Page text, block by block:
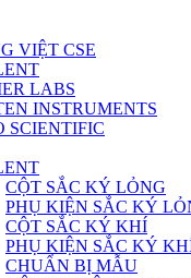
VIỆT CSE
LABS
INSTRUMENTS
SCIENTIFIC
CỘT SẮC KÝ LỎNG
PHỤ KIỆN SẮC KÝ
CỘT SẮC KÝ KHÍ
PHỤ KIỆN SẮC KÝ
CHUẨN BỊ MẪU